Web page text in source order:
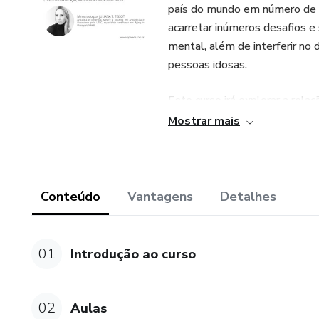
país do mundo em número
acarretar inúmeros desafios
mental, além de interferir no
pessoas idosas.
Este curso irá explorar a
de compreender melhor as
Mostrar mais
Conteúdo Vantagens Detalhes
01 Introdução ao curso
02 Aulas